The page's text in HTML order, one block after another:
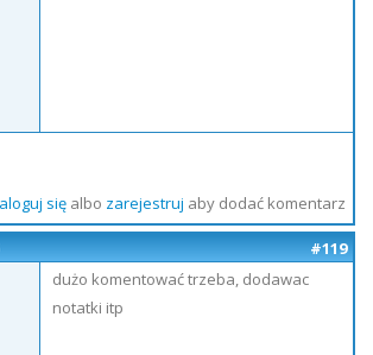
sięalbo zarejestruj aby dodać komentarz
#119
dużo komentować trzeba, dodawac
notatki itp